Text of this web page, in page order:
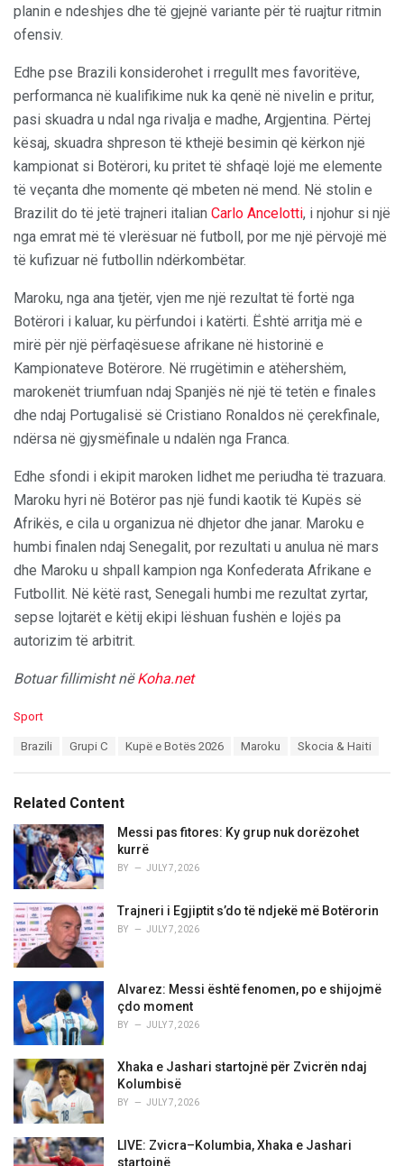
planin e ndeshjes dhe të gjejnë variante për të ruajtur ritmin
ofensiv.
Edhe pse Brazili konsiderohet i rregullt mes favoritëve,
performanca në kualifikime nuk ka qenë në nivelin e pritur,
pasi skuadra u ndal nga rivalja e madhe, Argjentina. Përtej
kësaj, skuadra shpreson të kthejë besimin që kërkon një
kampionat si Botërori, ku pritet të shfaqë lojë me elemente
të veçanta dhe momente që mbeten në mend. Në stolin e
Brazilit do të jetë trajneri italian Carlo Ancelotti, i njohur si një
nga emrat më të vlerësuar në futboll, por me një përvojë më
të kufizuar në futbollin ndërkombëtar.
Maroku, nga ana tjetër, vjen me një rezultat të fortë nga
Botërori i kaluar, ku përfundoi i katërti. Është arritja më e
mirë për një përfaqësuese afrikane në historinë e
Kampionateve Botërore. Në rrugëtimin e atëhershëm,
marokenët triumfuan ndaj Spanjës në një të tetën e finales
dhe ndaj Portugalisë së Cristiano Ronaldos në çerekfinale,
ndërsa në gjysmëfinale u ndalën nga Franca.
Edhe sfondi i ekipit maroken lidhet me periudha të trazuara.
Maroku hyri në Botëror pas një fundi kaotik të Kupës së
Afrikës, e cila u organizua në dhjetor dhe janar. Maroku e
humbi finalen ndaj Senegalit, por rezultati u anulua në mars
dhe Maroku u shpall kampion nga Konfederata Afrikane e
Futbollit. Në këtë rast, Senegali humbi me rezultat zyrtar,
sepse lojtarët e këtij ekipi lëshuan fushën e lojës pa
autorizim të arbitrit.
Botuar fillimisht nëKoha.net
C
o
r
i
e
s
:
Sport
:
Brazili Grupi C Kupë e Botës 2026 Maroku Skocia & Haiti
Related Content
Messi pas fitores: Ky grup nuk dorëzohet
kurrë
BY JULY 7, 2026
Trajneri i Egjiptit s’do të ndjekë më Botërorin
BY JULY 7, 2026
Alvarez: Messi është fenomen, po e shijojmë
çdo moment
BY JULY 7, 2026
Xhaka e Jashari startojnë për Zvicrën ndaj
Kolumbisë
BY JULY 7, 2026
LIVE: Zvicra–Kolumbia, Xhaka e Jashari
startojnë